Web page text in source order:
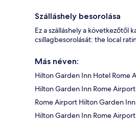
Szálláshely besorolása
Ez a szálláshely a következőtől
csillagbesorolását: the local
Más néven:
Hilton Garden Inn Hotel Rome
Hilton Garden Inn Rome Airport
Rome Airport Hilton Garden Inn
Hilton Garden Inn Rome